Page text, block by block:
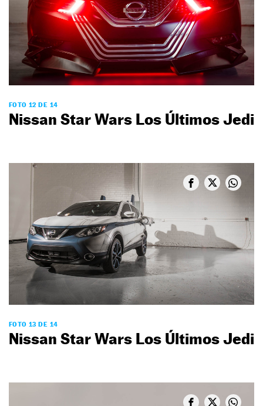
FOTO 12 DE 14
Nissan Star Wars Los Últimos Jedi
FOTO 13 DE 14
Nissan Star Wars Los Últimos Jedi